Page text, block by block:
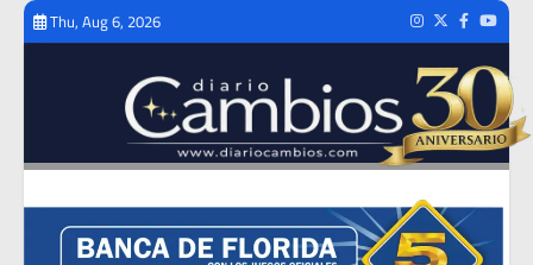
Skip
Thu, Aug 6, 2026 Instagram
TwitterFacebook